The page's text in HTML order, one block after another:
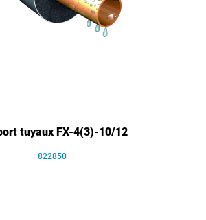
tuyaux FX-4(3)-10/12
822850